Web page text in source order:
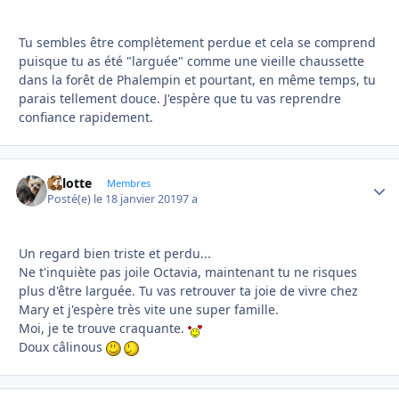
Tu sembles être complètement perdue et cela se comprend
puisque tu as été "larguée" comme une vieille chaussette
dans la forêt de Phalempin et pourtant, en même temps, tu
parais tellement douce. J'espère que tu vas reprendre
confiance rapidement.
Lolotte Membres
Posté(e) le 18 janvier 20197 a
Un regard bien triste et perdu...
Ne t'inquiète pas joile Octavia, maintenant tu ne risques
plus d'être larguée. Tu vas retrouver ta joie de vivre chez
Mary et j'espère très vite une super famille.
Moi, je te trouve craquante.
Doux câlinous